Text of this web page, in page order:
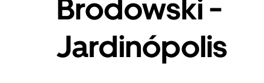
Brodowski -
Jardinópolis